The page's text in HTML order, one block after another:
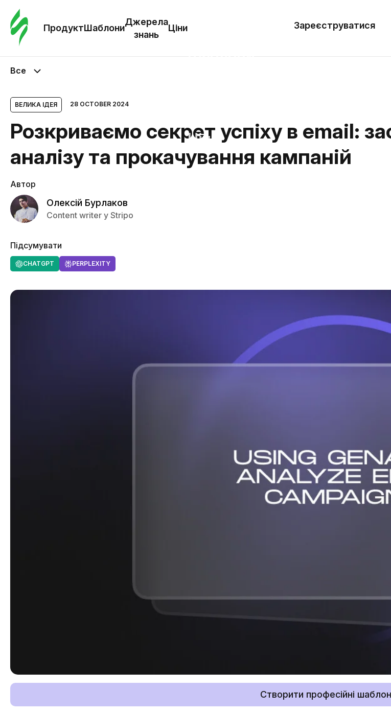
ПродуктШаблони
Джерела
знань
Ціни
Шаблони
Ціни
Зареєструватися
Все
ВЕЛИКА ІДЕЯ 28 OCTOBER 2024
Розкриваємо секрет успіху в email:
аналізу та прокачування кампаній
Автор
Олексій Бурлаков
Content writer у Stripo
Підсумувати
CHATGPT PERPLEXITY
Створити професійні